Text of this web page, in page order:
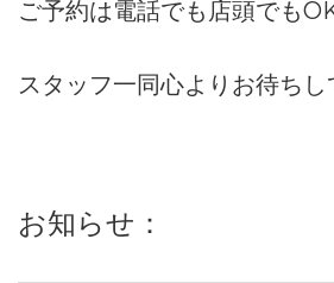
ご予約は電話でも店頭でも
スタッフ一同心よりお待ち
お知らせ：